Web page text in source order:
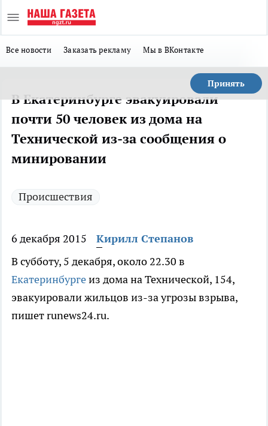
Все новости Заказать рекламу Мы в ВКонтакте
Принять
В Екатеринбурге эвакуировали
почти 50 человек из дома на
Технической из-за сообщения о
минировании
Происшествия
6 декабря 2015
Кирилл Степанов
В субботу, 5 декабря, около 22.30 в
Екатеринбургеиз дома на Технической, 154,
эвакуировали жильцов из-за угрозы взрыва,
пишет runews24.ru.